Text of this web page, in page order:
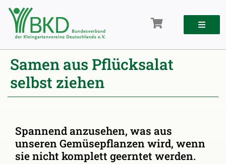
Zum
Inhalt
springen
Samen aus Pflücksalat
selbst ziehen
Spannend anzusehen, was aus
unseren Gemüsepflanzen wird, wenn
sie nicht komplett geerntet werden.